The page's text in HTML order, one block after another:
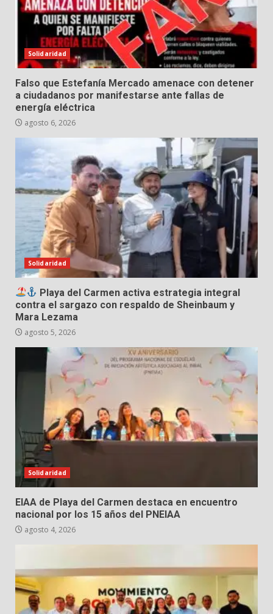
Solidaridad
Falso que Estefanía Mercado amenace con detener
a ciudadanos por manifestarse ante fallas de
energía eléctrica
agosto 6, 2026
Solidaridad
Playa del Carmen activa estrategia integral
contra el sargazo con respaldo de Sheinbaum y
Mara Lezama
agosto 5, 2026
Solidaridad
EIAA de Playa del Carmen destaca en encuentro
nacional por los 15 años del PNEIAA
agosto 4, 2026